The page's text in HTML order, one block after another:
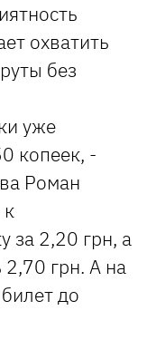
охватить
без
уже
копеек, -
Роман
за 2,20 грн, а
грн. А на
до